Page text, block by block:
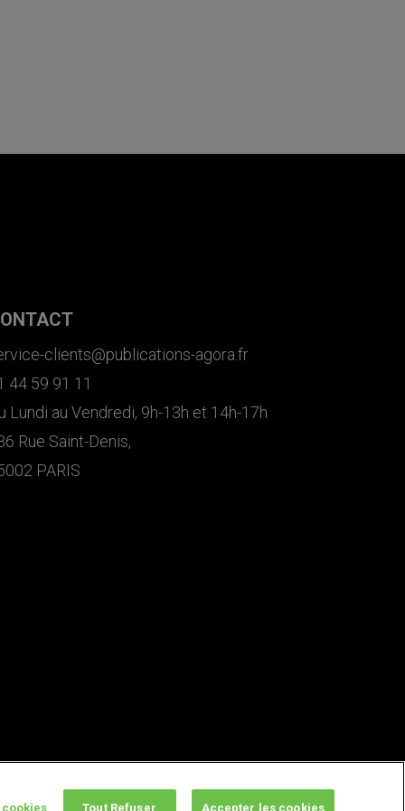
clients@publications-agora.fr
44 59 91 11
Lundi au Vendredi, 9h-13h et 14h-17h
Rue Saint-Denis,
PARIS
Tout Refuser Accepter les cookies